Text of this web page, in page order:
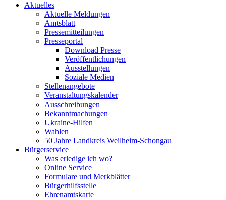
Aktuelles
Aktuelle Meldungen
Amtsblatt
Pressemitteilungen
Presseportal
Download Presse
Veröffentlichungen
Ausstellungen
Soziale Medien
Stellenangebote
Veranstaltungskalender
Ausschreibungen
Bekanntmachungen
Ukraine-Hilfen
Wahlen
50 Jahre Landkreis Weilheim-Schongau
Bürgerservice
Was erledige ich wo?
Online Service
Formulare und Merkblätter
Bürgerhilfsstelle
Ehrenamtskarte